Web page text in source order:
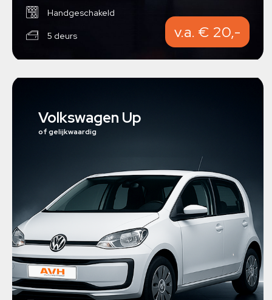
Handgeschakeld
5 deurs v.a. € 20,-
Volkswagen Up
of gelijkwaardig